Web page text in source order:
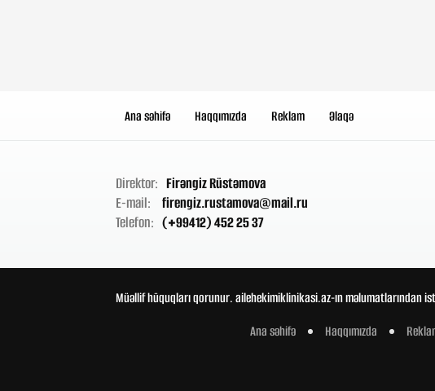
Ana səhifə Haqqımızda Reklam Əlaqə
Direktor: Firəngiz Rüstəmova
E-mail:
firengiz.rustamova@mail.ru
Telefon: (+99412) 452 25 37
Müəllif hüquqları qorunur. ailehekimiklinikasi.az-ın
Ana səhifə
Haqqımızda